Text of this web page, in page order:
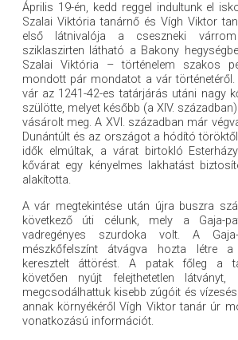
Április 19-én, kedd reggel indultunk el
Szalai Viktória tanárnő és Vígh Viktor
első látnivalója a cseszneki
sziklaszirten látható a Bakony
Szalai Viktória – történelem szakos
mondott pár mondatot a vár történetéről.
vár az 1241-42-es tatárjárás utáni nagy
szülötte, melyet később (a XIV.
vásárolt meg. A XVI. században már
Dunántúlt és az országot a hódító
idők elmúltak, a várat birtokló
kővárat egy kényelmes lakhatást
alakította.
A vár megtekintése után újra buszra
következő úti célunk, mely a Gaja-
vadregényes szurdoka volt. A
mészkőfelszínt átvágva hozta létre
keresztelt áttörést. A patak főleg a
követően nyújt felejthetetlen
megcsodálhattuk kisebb zúgóit és
annak környékéről Vígh Viktor tanár úr
vonatkozású információt.